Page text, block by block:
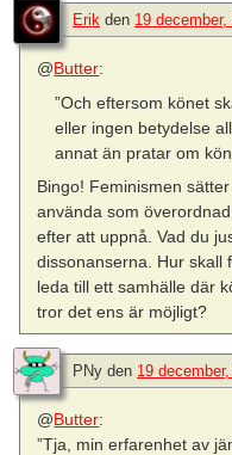
Erik den 19
@Butter:
”Och eftersom könet
eller ingen betydelse
annat än pratar om
Bingo! Feminismen
använda som
efter att uppnå. Vad du
dissonanserna. Hur skall
leda till ett samhälle där
tror det ens är möjligt?
PNy den 19
@Butter:
”Tja, min erfarenhet av